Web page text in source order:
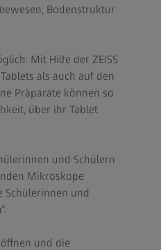
Bodenstruktur
Mit Hilfe der ZEISS
als auch auf den
Präparate können so
über ihr Tablet
und Schülern
Mikroskope
Schülerinnen und
und die